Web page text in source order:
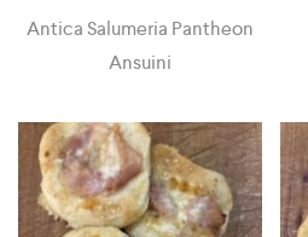
Antica Salumeria Pantheon
Ansuini